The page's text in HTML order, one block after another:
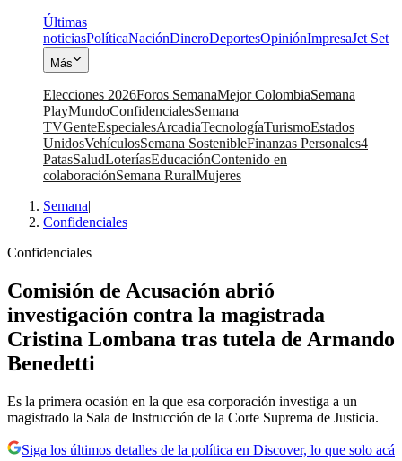
Últimas
noticiasPolíticaNaciónDineroDeportesOpiniónImpresaJet Set
Más
Elecciones 2026Foros SemanaMejor ColombiaSemana
PlayMundoConfidencialesSemana
TVGenteEspecialesArcadiaTecnologíaTurismoEstados
UnidosVehículosSemana SostenibleFinanzas Personales4
PatasSaludLoteríasEducaciónContenido en
colaboraciónSemana RuralMujeres
Semana|
Confidenciales
Confidenciales
Comisión de Acusación abrió
investigación contra la magistrada
Cristina Lombana tras tutela de Armando
Benedetti
Es la primera ocasión en la que esa corporación investiga a un
magistrado la Sala de Instrucción de la Corte Suprema de Justicia.
Siga los últimos detalles de la política en Discover, lo que solo acá